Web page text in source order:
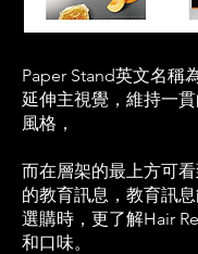
Paper Stand英文名稱
延伸主視覺， 維持一
風格，
而在層架的最上方可
的教育訊息， 教育訊
選購時， 更了解Hair
和口味。